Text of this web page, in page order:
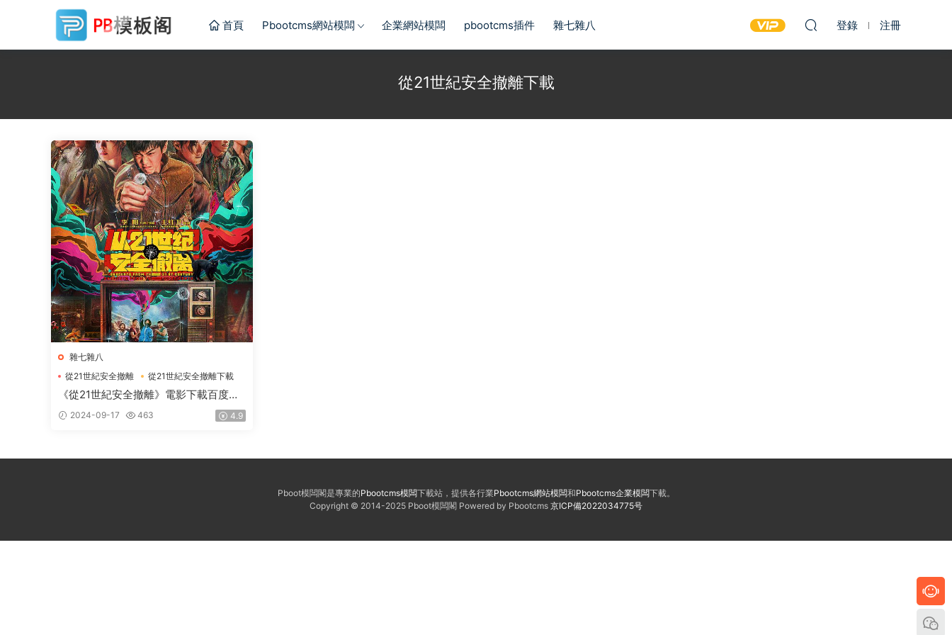
首頁 Pbootcms網站模闆 企業網站模闆 pbootcms插件 雜七雜八 登錄 注冊
從21世紀安全撤離下載
雜七雜八
從21世紀安全撤離
從21世紀安全撤離下載
從21世紀安全撤離電影下載
《從21世紀安全撤離》電影下載百度網
盤-2024_HD國語中字2.05GB
2024-09-17 463 4.9
Pboot模闆閣是專業的Pbootcms模闆下載站，提供各行業Pbootcms網站模闆和Pbootcms企業模闆下載。
Copyright © 2014-2025 Pboot模闆閣 Powered by Pbootcms 京ICP備2022034775号